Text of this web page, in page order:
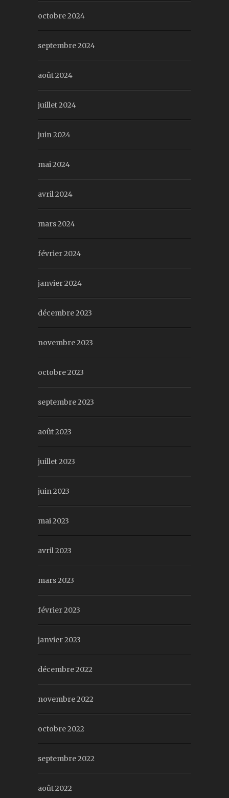
octobre 2024
septembre 2024
août 2024
juillet 2024
juin 2024
mai 2024
avril 2024
mars 2024
février 2024
janvier 2024
décembre 2023
novembre 2023
octobre 2023
septembre 2023
août 2023
juillet 2023
juin 2023
mai 2023
avril 2023
mars 2023
février 2023
janvier 2023
décembre 2022
novembre 2022
octobre 2022
septembre 2022
août 2022